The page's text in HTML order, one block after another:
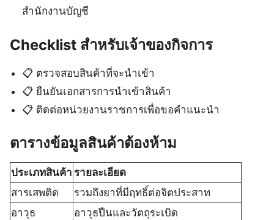
สำนักงานบัญชี
Checklist สำหรับเจ้าของกิจการ
📋 ตรวจสอบสินค้าที่จะนำเข้า
📋 ยืนยันเอกสารการนำเข้าสินค้า
📋 ติดต่อหน่วยงานราชการเพื่อขอคำแนะนำ
ตารางข้อมูลสินค้าต้องห้าม
ประเภทสินค้า รายละเอียด
สารเสพติด
รวมถึงยาที่มีฤทธิ์ต่อจิตประสาท
อาวุธ
อาวุธปืนและวัตถุระเบิด